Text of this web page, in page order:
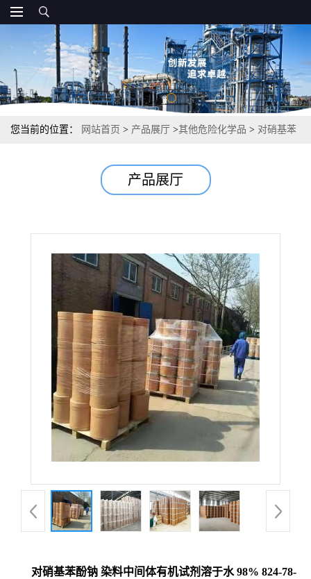
您当前的位置： 网站首页 > 产品展厅 >其他危险化学品 > 对硝基苯
产品展厅
对硝基苯酚钠 染料中间体有机试剂溶于水 98% 824-78-